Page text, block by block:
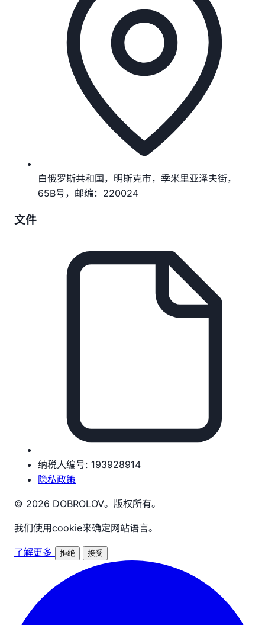
白俄罗斯共和国，明斯克市，季米里亚泽夫街，
65B号，邮编：220024
文件
纳税人编号: 193928914
隐私政策
© 2026 DOBROLOV。版权所有。
我们使用cookie来确定网站语言。
了解更多 拒绝 接受